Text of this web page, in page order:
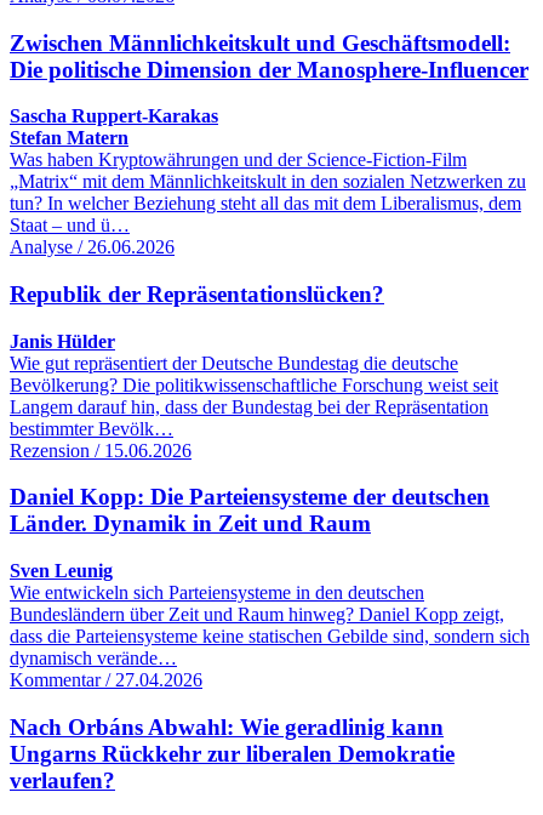
Zwischen Männlichkeitskult und Geschäftsmodell:
Die politische Dimension der Manosphere-Influencer
Sascha Ruppert-Karakas
Stefan Matern
Was haben Kryptowährungen und der Science-Fiction-Film
„Matrix“ mit dem Männlichkeitskult in den sozialen Netzwerken zu
tun? In welcher Beziehung steht all das mit dem Liberalismus, dem
Staat – und ü…
Analyse / 26.06.2026
Republik der Repräsentationslücken?
Janis Hülder
Wie gut repräsentiert der Deutsche Bundestag die deutsche
Bevölkerung? Die politikwissenschaftliche Forschung weist seit
Langem darauf hin, dass der Bundestag bei der Repräsentation
bestimmter Bevölk…
Rezension / 15.06.2026
Daniel Kopp: Die Parteiensysteme der deutschen
Länder. Dynamik in Zeit und Raum
Sven Leunig
Wie entwickeln sich Parteiensysteme in den deutschen
Bundesländern über Zeit und Raum hinweg? Daniel Kopp zeigt,
dass die Parteiensysteme keine statischen Gebilde sind, sondern sich
dynamisch verände…
Kommentar / 27.04.2026
Nach Orbáns Abwahl: Wie geradlinig kann
Ungarns Rückkehr zur liberalen Demokratie
verlaufen?